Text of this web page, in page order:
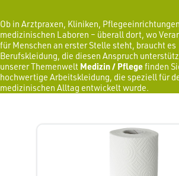
Ob in Arztpraxen, Kliniken,
medizinischen Laboren – überall dort, wo
für Menschen an erster Stelle steht, braucht es
Berufskleidung, die diesen Anspruch
unserer Themenwelt Medizin / Pflegefinden
hochwertige Arbeitskleidung, die speziell für
medizinischen Alltag entwickelt wurde.